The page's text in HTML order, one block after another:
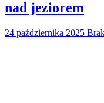
nad jeziorem
24 października 2025